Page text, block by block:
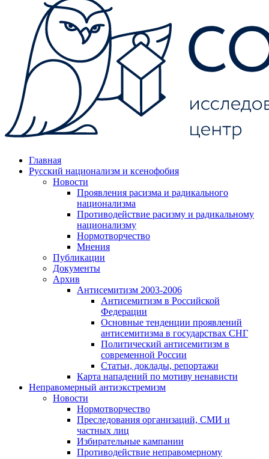
Главная
Русский национализм и ксенофобия
Новости
Проявления расизма и радикального
национализма
Противодействие расизму и радикальному
национализму
Нормотворчество
Мнения
Публикации
Документы
Архив
Антисемитизм 2003-2006
Антисемитизм в Российской
Федерации
Основные тенденции проявлений
антисемитизма в государствах СНГ
Политический антисемитизм в
современной России
Статьи, доклады, репортажи
Карта нападений по мотиву ненависти
Неправомерный антиэкстремизм
Новости
Нормотворчество
Преследования организаций, СМИ и
частных лиц
Избирательные кампании
Противодействие неправомерному